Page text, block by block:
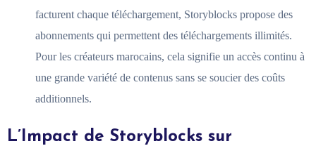
facturent chaque téléchargement, Storyblocks propose des
abonnements qui permettent des téléchargements illimités.
Pour les créateurs marocains, cela signifie un accès continu à
une grande variété de contenus sans se soucier des coûts
additionnels.
L’Impact de Storyblocks sur